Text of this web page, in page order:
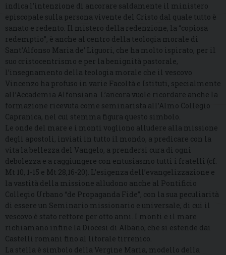
indica l’intenzione di ancorare saldamente il ministero
episcopale sulla persona vivente del Cristo dal quale tutto è
sanato e redento. Il mistero della redenzione, la “copiosa
redemptio”, è anche al centro della teologia morale di
Sant’Alfonso Maria de’ Liguori, che ha molto ispirato, per il
suo cristocentrismo e per la benignità pastorale,
l’insegnamento della teologia morale che il vescovo
Vincenzo ha profuso in varie Facoltà e Istituti, specialmente
all’Accademia Alfonsiana. L’ancora vuole ricordare anche la
formazione ricevuta come seminarista all’Almo Collegio
Capranica, nel cui stemma figura questo simbolo.
Le onde del mare e i monti vogliono alludere alla missione
degli apostoli, inviati in tutto il mondo, a predicare con la
vita la bellezza del Vangelo, a prendersi cura di ogni
debolezza e a raggiungere con entusiasmo tutti i fratelli (cf.
Mt 10, 1-15 e Mt 28,16-20). L’esigenza dell’evangelizzazione e
la vastità della missione alludono anche al Pontificio
Collegio Urbano “de Propaganda Fide”, con la sua peculiarità
di essere un Seminario missionario e universale, di cui il
vescovo è stato rettore per otto anni. I monti e il mare
richiamano infine la Diocesi di Albano, che si estende dai
Castelli romani fino al litorale tirrenico.
La stella è simbolo della Vergine Maria, modello della